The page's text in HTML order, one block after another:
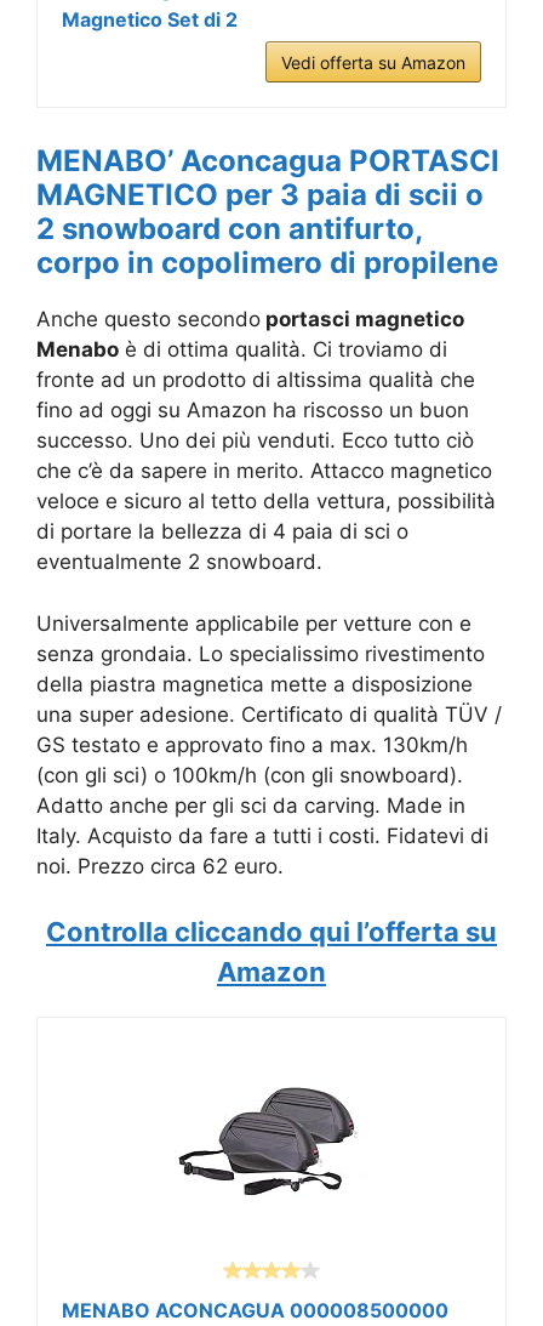
Magnetico Set di 2
Vedi offerta su Amazon
MENABO’ Aconcagua PORTASCI
MAGNETICO per 3 paia di scii o
2 snowboard con antifurto,
corpo in copolimero di propilene
Anche questo secondo portasci magnetico
Menabo è di ottima qualità. Ci troviamo di
fronte ad un prodotto di altissima qualità che
fino ad oggi su Amazon ha riscosso un buon
successo. Uno dei più venduti. Ecco tutto ciò
che c’è da sapere in merito. Attacco magnetico
veloce e sicuro al tetto della vettura, possibilità
di portare la bellezza di 4 paia di sci o
eventualmente 2 snowboard.
Universalmente applicabile per vetture con e
senza grondaia. Lo specialissimo rivestimento
della piastra magnetica mette a disposizione
una super adesione. Certificato di qualità TÜV /
GS testato e approvato fino a max. 130km/h
(con gli sci) o 100km/h (con gli snowboard).
Adatto anche per gli sci da carving. Made in
Italy. Acquisto da fare a tutti i costi. Fidatevi di
noi. Prezzo circa 62 euro.
Controlla cliccando qui l’offerta su
Amazon
MENABO ACONCAGUA 000008500000